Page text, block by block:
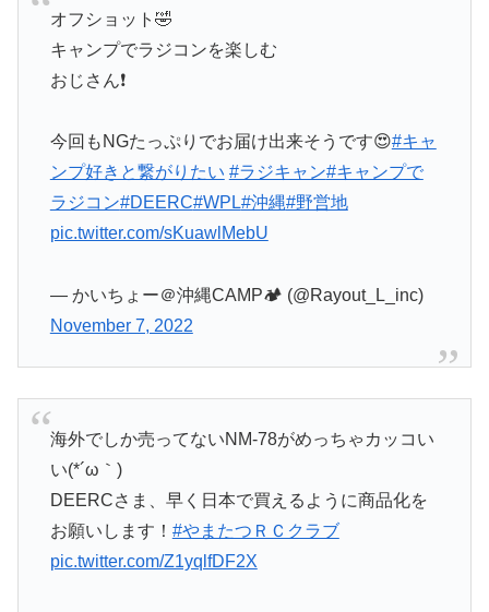
オフショット🤣
キャンプでラジコンを楽しむ
おじさん❗️
今回もNGたっぷりでお届け出来そうです😍#キャ
ンプ好きと繋がりたい #ラジキャン#キャンプで
ラジコン#DEERC#WPL#沖縄#野営地
pic.twitter.com/sKuawlMebU
— かいちょー＠沖縄CAMP🏕 (@Rayout_L_inc)
November 7, 2022
海外でしか売ってないNM-78がめっちゃカッコい
い(*´ω｀)
DEERCさま、早く日本で買えるように商品化を
お願いします！ #やまたつＲＣクラブ
pic.twitter.com/Z1yqlfDF2X